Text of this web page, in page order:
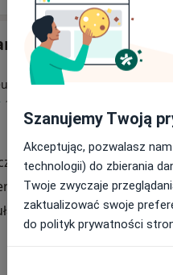
Borkowski
100 opinii
bólu
sportowy
Szanujemy Twoją
Akceptując, pozwalasz
technologii) do zbierania
Twoje zwyczaje
zaktualizować swoje
do polityk prywatności